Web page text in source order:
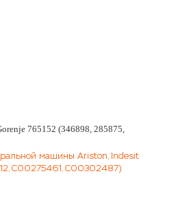
765152 (346898, 285875,